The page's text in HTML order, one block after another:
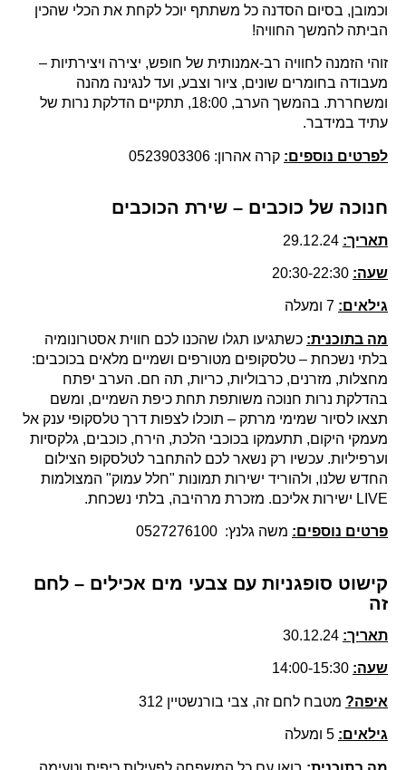
וכמובן, בסיום הסדנה כל משתתף יוכל לקחת את הכלי שהכין
הביתה להמשך החוויה!
זוהי הזמנה לחוויה רב-אמנותית של חופש, יצירה ויצירתיות –
מעבודה בחומרים שונים, ציור וצבע, ועד לנגינה מהנה
ומשחררת. בהמשך הערב, 18:00, תתקיים הדלקת נרות של
עתיד במידבר.
לפרטים נוספים: קרה אהרון: 0523903306
חנוכה של כוכבים – שירת הכוכבים
תאריך:
שעה:
גילאים:
מה בתוכנית: כשתגיעו תגלו שהכנו לכם חווית אסטרונומיה
בלתי נשכחת – טלסקופים מטורפים ושמיים מלאים בכוכבים:
מחצלות, מזרנים, כרבוליות, כריות, תה חם. הערב יפתח
בהדלקת נרות חנוכה משותפת תחת כיפת השמיים, ומשם
תצאו לסיור שמימי מרתק – תוכלו לצפות דרך טלסקופי ענק אל
מעמקי היקום, תתעמקו בכוכבי הלכת, הירח, כוכבים, גלקסיות
וערפיליות. עכשיו רק נשאר לכם להתחבר לטלסקופ הצילום
החדש שלנו, ולהוריד ישירות תמונות "חלל עמוק" המצולמות
LIVE ישירות אליכם. מזכרת מרהיבה, בלתי נשכחת.
פרטים נוספים: משה גלנץ: 0527276100
קישוט סופגניות עם צבעי מים אכילים – לחם
זה
תאריך:
שעה:
איפה? מטבח לחם זה, צבי בורנשטיין 312
גילאים: